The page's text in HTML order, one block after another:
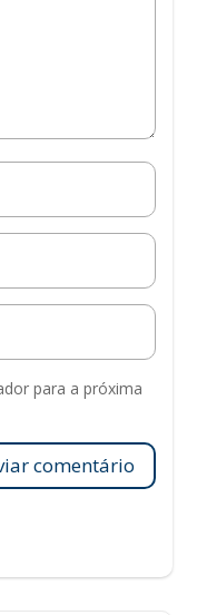
para a próxima
comentário